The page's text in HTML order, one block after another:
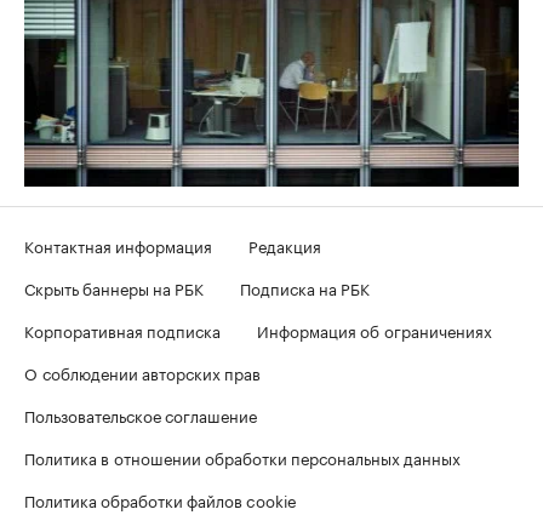
Контактная информация
Редакция
Скрыть баннеры на РБК
Подписка на РБК
Корпоративная подписка
Информация об ограничениях
О соблюдении авторских прав
Пользовательское соглашение
Политика в отношении обработки персональных данных
Политика обработки файлов cookie